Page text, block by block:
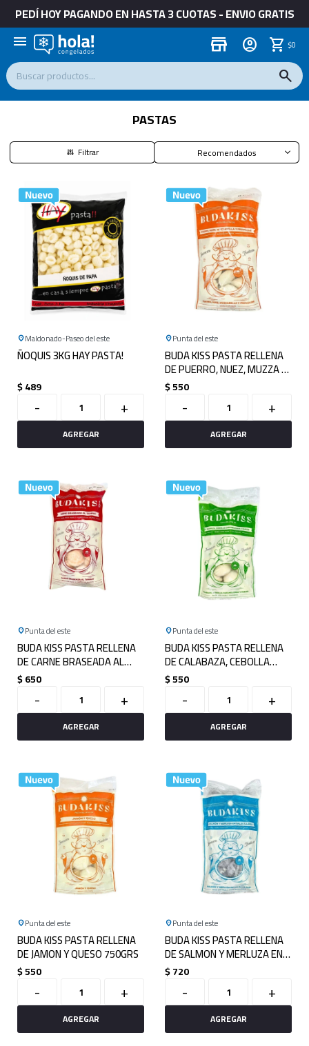
PEDÍ HOY PAGANDO EN HASTA 3 CUOTAS - ENVIO GRATIS
menu store $0
PASTAS
Recomendados
Maldonado Paseo del este
ÑOQUIS 3KG HAY PASTA!
$489
- +
Punta del este
BUDA KISS PASTA RELLENA
DE PUERRO, NUEZ, MUZZA Y
PROVOLONE 750GRS
$550
- +
Punta del este
BUDA KISS PASTA RELLENA
DE CARNE BRASEADA AL
TANNAT 750GRS
$650
- +
Punta del este
BUDA KISS PASTA RELLENA
DE CALABAZA, CEBOLLA
CARAMELIZADA Y NUECES
750GRS
$550
- +
Punta del este
BUDA KISS PASTA RELLENA
DE JAMON Y QUESO 750GRS
$550
- +
Punta del este
BUDA KISS PASTA RELLENA
DE SALMON Y MERLUZA EN
SALSA LILACEA 750GRS
$720
- +